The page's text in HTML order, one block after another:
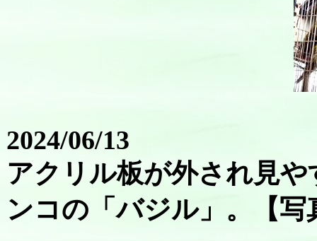
2024/06/13
アクリル板が外され見
ンコの「バジル」。【